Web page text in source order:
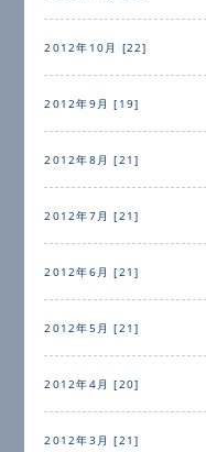
2012年10月 [22]
2012年9月 [19]
2012年8月 [21]
2012年7月 [21]
2012年6月 [21]
2012年5月 [21]
2012年4月 [20]
2012年3月 [21]